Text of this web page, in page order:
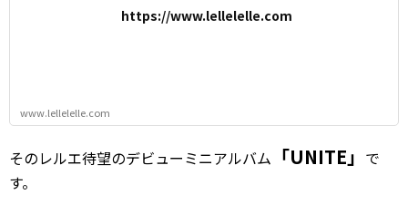
https://www.lellelelle.com
www.lellelelle.com
そのレルエ待望のデビューミニアルバム 「UNITE」 で
す。